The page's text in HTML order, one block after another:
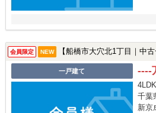
会員限定 NEW 【船橋市大穴北1丁目｜中
一戸建て ----
千葉
新京